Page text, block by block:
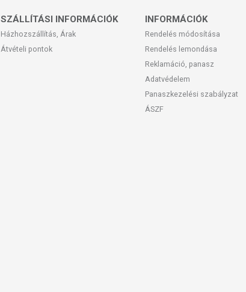
SZÁLLÍTÁSI INFORMÁCIÓK
Házhozszállítás, Árak
Átvételi pontok
INFORMÁCIÓK
Rendelés módosítása
Rendelés lemondása
Reklamáció, panasz
Adatvédelem
Panaszkezelési szabályzat
ÁSZF